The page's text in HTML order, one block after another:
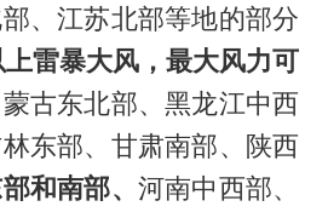
、江苏北部等地的部分
雷暴大风，最大风力可
蒙古东北部、黑龙江中西
东部、甘肃南部、陕西
和南部、 河南中西部、